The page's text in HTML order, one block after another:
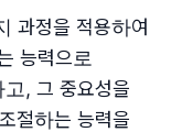
과정을 적용하여
능력으로
, 그 중요성을
절하는 능력을